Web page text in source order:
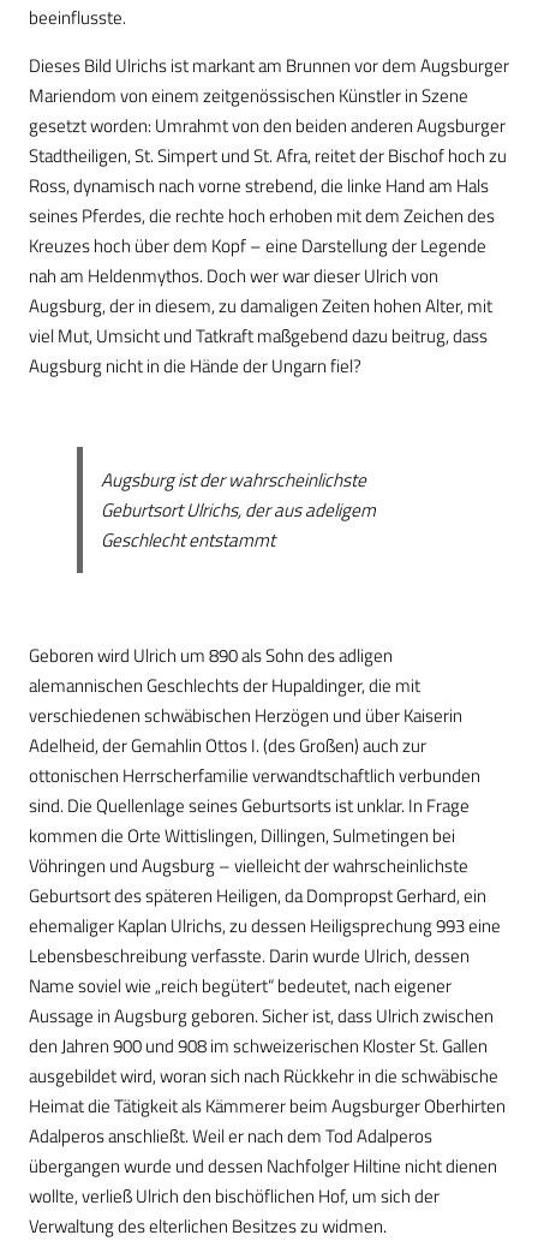
beeinflusste.
Dieses Bild Ulrichs ist markant am Brunnen vor dem Augsburger
Mariendom von einem zeitgenössischen Künstler in Szene
gesetzt worden: Umrahmt von den beiden anderen Augsburger
Stadtheiligen, St. Simpert und St. Afra, reitet der Bischof hoch zu
Ross, dynamisch nach vorne strebend, die linke Hand am Hals
seines Pferdes, die rechte hoch erhoben mit dem Zeichen des
Kreuzes hoch über dem Kopf – eine Darstellung der Legende
nah am Heldenmythos. Doch wer war dieser Ulrich von
Augsburg, der in diesem, zu damaligen Zeiten hohen Alter, mit
viel Mut, Umsicht und Tatkraft maßgebend dazu beitrug, dass
Augsburg nicht in die Hände der Ungarn fiel?
Augsburg ist der wahrscheinlichste
Geburtsort Ulrichs, der aus adeligem
Geschlecht entstammt
Geboren wird Ulrich um 890 als Sohn des adligen
alemannischen Geschlechts der Hupaldinger, die mit
verschiedenen schwäbischen Herzögen und über Kaiserin
Adelheid, der Gemahlin Ottos I. (des Großen) auch zur
ottonischen Herrscherfamilie verwandtschaftlich verbunden
sind. Die Quellenlage seines Geburtsorts ist unklar. In Frage
kommen die Orte Wittislingen, Dillingen, Sulmetingen bei
Vöhringen und Augsburg – vielleicht der wahrscheinlichste
Geburtsort des späteren Heiligen, da Dompropst Gerhard, ein
ehemaliger Kaplan Ulrichs, zu dessen Heiligsprechung 993 eine
Lebensbeschreibung verfasste. Darin wurde Ulrich, dessen
Name soviel wie „reich begütert“ bedeutet, nach eigener
Aussage in Augsburg geboren. Sicher ist, dass Ulrich zwischen
den Jahren 900 und 908 im schweizerischen Kloster St. Gallen
ausgebildet wird, woran sich nach Rückkehr in die schwäbische
Heimat die Tätigkeit als Kämmerer beim Augsburger Oberhirten
Adalperos anschließt. Weil er nach dem Tod Adalperos
übergangen wurde und dessen Nachfolger Hiltine nicht dienen
wollte, verließ Ulrich den bischöflichen Hof, um sich der
Verwaltung des elterlichen Besitzes zu widmen.